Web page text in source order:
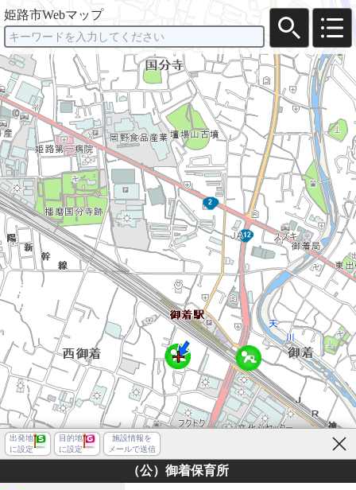
姫路市Webマップ
出発地
に設定
目的地
に設定
施設情報を
メールで送信
（公）御着保育所